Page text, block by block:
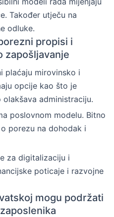
Također utječu na
odluke.
propisi i
zapošljavanje
plaćaju mirovinsko i
opcije kao što je
administraciju.
poslovnom modelu. Bitno
porezu na dohodak i
za digitalizaciju i
poticaje i razvojne
mogu podržati